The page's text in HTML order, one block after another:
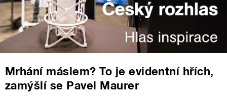
Mrhání máslem? To je evidentní hřích,
zamýšlí se Pavel Maurer